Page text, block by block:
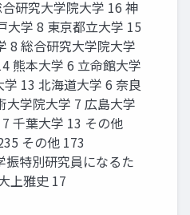
研究大学院大学 16 神
大学 8 東京都立大学 15
8 総合研究大学院大学
熊本大学 6 立命館大学
13 北海道大学 6 奈良
大学院大学 7 広島大学
千葉大学 13 その他
その他 173
振特別研究員になるた
上雅史 17